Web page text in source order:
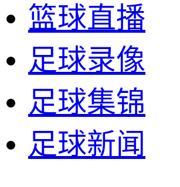
篮球直播
足球录像
足球集锦
足球新闻